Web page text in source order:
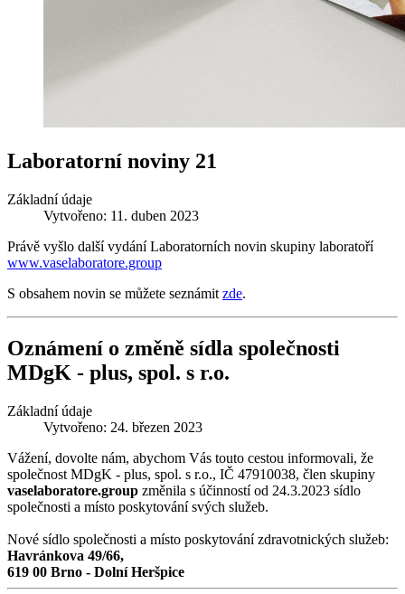
Laboratorní noviny 21
Základní údaje
Vytvořeno: 11. duben 2023
Právě vyšlo další vydání Laboratorních novin skupiny laboratoří
www.vaselaboratore.group
S obsahem novin se můžete seznámit zde.
Oznámení o změně sídla společnosti
MDgK - plus, spol. s r.o.
Základní údaje
Vytvořeno: 24. březen 2023
Vážení, dovolte nám, abychom Vás touto cestou informovali, že
společnost MDgK - plus, spol. s r.o., IČ 47910038, člen skupiny
vaselaboratore.group změnila s účinností od 24.3.2023 sídlo
společnosti a místo poskytování svých služeb.
Nové sídlo společnosti a místo poskytování zdravotnických služeb:
Havránkova 49/66,
619 00 Brno - Dolní Heršpice